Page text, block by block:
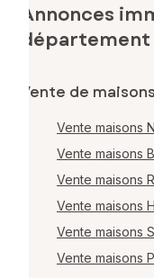
Annonces
département
Vente de maisons
Vente maisons
Vente maisons
Vente maisons
Vente maisons
Vente maisons
Vente maisons